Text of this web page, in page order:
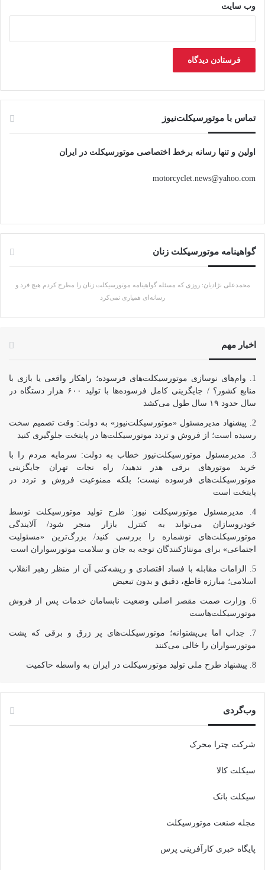
وب‌ سایت
تماس با موتورسیکلت‌نیوز
اولین و تنها رسانه برخط اختصاصی موتورسیکلت در ایران
motorcyclet.news@yahoo.com
گواهینامه موتورسیکلت زنان
محمدعلی نژادیان: روزی که مسئله گواهینامه موتورسیکلت زنان را مطرح کردم هیچ فرد و
رسانه‌ای همیاری نمی‌کرد
اخبار مهم
وام‌های نوسازی موتورسیکلت‌های فرسوده؛ راهکار واقعی یا بازی با
منابع کشور؟ / جایگزینی کامل فرسوده‌ها با تولید ۶۰۰ هزار دستگاه در
سال حدود ۱۹ سال طول می‌کشد
پیشنهاد مدیرمسئول «موتورسیکلت‌نیوز» به دولت: وقت تصمیم سخت
رسیده است؛ از فروش و تردد موتورسیکلت‌ها در پایتخت جلوگیری کنید
مدیرمسئول موتورسیکلت‌نیوز خطاب به دولت: سرمایه مردم را با
خرید موتورهای برقی هدر ندهید/ راه نجات تهران جایگزینی
موتورسیکلت‌های فرسوده نیست؛ بلکه ممنوعیت فروش و تردد در
پایتخت است
مدیرمسئول موتورسیکلت نیوز: طرح تولید موتورسیکلت توسط
خودروسازان می‌تواند به کنترل بازار منجر شود/ آلایندگی
موتورسیکلت‌های نوشماره را بررسی کنید/ بزرگ‌ترین «مسئولیت
اجتماعی» برای مونتاژکنندگان توجه به جان و سلامت موتورسواران است
الزامات مقابله با فساد اقتصادی و ریشه‌کنی آن از منظر رهبر انقلاب
اسلامی؛ مبارزه قاطع، دقیق و بدون تبعیض
وزارت صمت مقصر اصلی وضعیت نابسامان خدمات پس از فروش
موتورسیکلت‌هاست
جذاب اما بی‌پشتوانه؛ موتورسیکلت‌های پر زرق‌ و برقی که پشت
موتورسواران را خالی می‌کنند
پیشنهاد طرح ملی تولید موتورسیکلت در ایران به واسطه حاکمیت
وب‌گردی
شرکت چترا محرک
سیکلت کالا
سیکلت بانک
مجله صنعت موتورسیکلت
پایگاه خبری کارآفرینی پرس